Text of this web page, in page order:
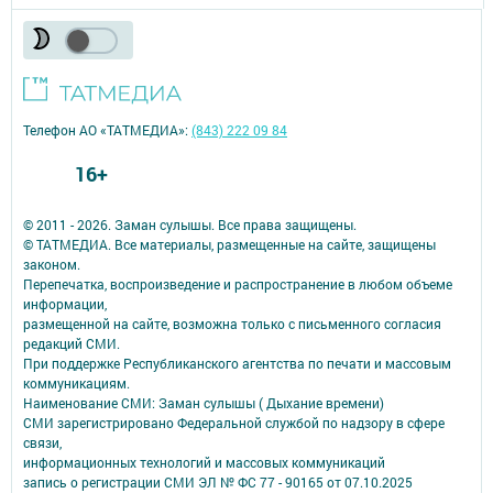
© 2011 - 2026. Заман сулышы. Все права защищены.
© ТАТМЕДИА. Все материалы, размещенные на сайте, защищены
законом.
Перепечатка, воспроизведение и распространение в любом объеме
информации,
размещенной на сайте, возможна только с письменного согласия
редакций СМИ.
При поддержке Республиканского агентства по печати и массовым
коммуникациям.
Наименование СМИ: Заман сулышы ( Дыхание времени)
СМИ зарегистрировано Федеральной службой по надзору в сфере
связи,
информационных технологий и массовых коммуникаций
запись о регистрации СМИ ЭЛ № ФС 77 - 90165 от 07.10.2025
Телефон АО «ТАТМЕДИА»:(843) 222 09 84
16+